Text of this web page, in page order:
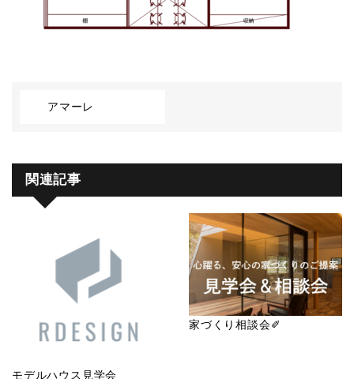
アマーレ
関連記事
モデルハウス見学会
家づくり相談会✐